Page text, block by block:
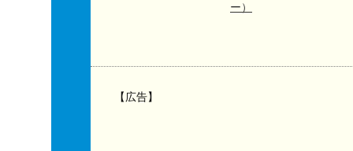
ー）
【広告】